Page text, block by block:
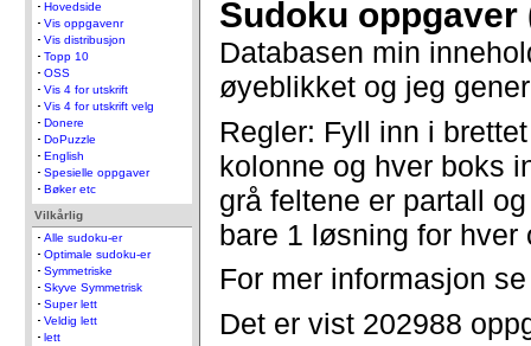
Hovedside
Vis oppgavenr
Vis distribusjon
Topp 10
OSS
Vis 4 for utskrift
Vis 4 for utskrift velg
Donere
DoPuzzle
English
Spesielle oppgaver
Bøker etc
Vilkårlig
Alle sudoku-er
Optimale sudoku-er
Symmetriske
Skyve Symmetrisk
Super lett
Veldig lett
lett
Sudoku oppgaver
Databasen min
øyeblikket og jeg
Regler: Fyll inn i
kolonne og hver boks
grå feltene er partall
bare 1 løsning for hver
For mer informasjon
Det er vist 202988